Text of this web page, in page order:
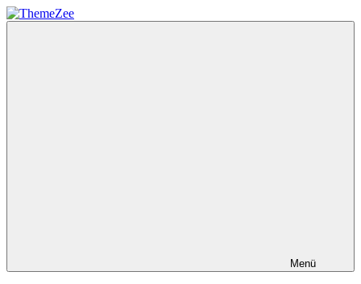
Zum
Inhalt
ThemeZee
Menü